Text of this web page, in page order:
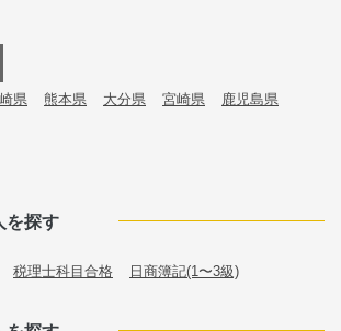
県 熊本県 大分県 宮崎県 鹿児島県
を探す
税理士科目合格 日商簿記(1〜3級)